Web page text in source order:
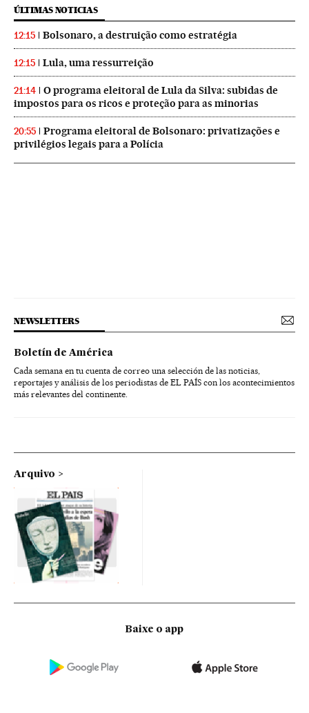
ÚLTIMAS NOTICIAS
12:15 Bolsonaro, a destruição como estratégia
12:15 Lula, uma ressurreição
21:14
O programa eleitoral de Lula da Silva: subidas de
impostos para os ricos e proteção para as minorias
20:55
Programa eleitoral de Bolsonaro: privatizações e
privilégios legais para a Polícia
NEWSLETTERS
Boletín de América
Cada semana en tu cuenta de correo una selección de las noticias,
reportajes y análisis de los periodistas de EL PAÍS con los acontecimientos
más relevantes del continente.
Arquivo
Baixe o app